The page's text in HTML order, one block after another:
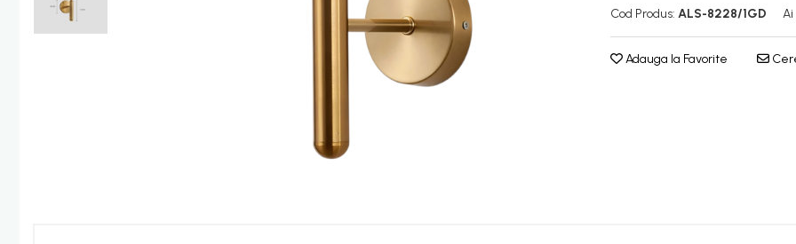
Suport prindere para dus
Baterie salon
Cod Produs: ALS-8228/1GD
Adauga la Favorite